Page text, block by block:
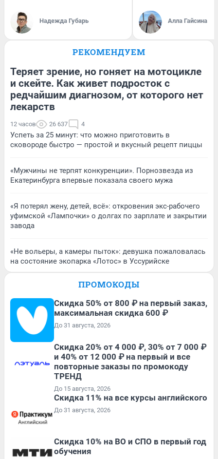
Надежда Губарь Алла Гайсина
РЕКОМЕНДУЕМ
Теряет зрение, но гоняет на мотоцикле
и скейте. Как живет подросток с
редчайшим диагнозом, от которого нет
лекарств
12 часов 26 637 4
Успеть за 25 минут: что можно приготовить в
сковороде быстро — простой и вкусный рецепт пиццы
«Мужчины не терпят конкуренции». Порнозвезда из
Екатеринбурга впервые показала своего мужа
«Я потерял жену, детей, всё»: откровения экс-рабочего
уфимской «Лампочки» о долгах по зарплате и закрытии
завода
«Не вольеры, а камеры пыток»: девушка пожаловалась
на состояние экопарка «Лотос» в Уссурийске
ПРОМОКОДЫ
Скидка 50% от 800 ₽ на первый заказ,
максимальная скидка 600 ₽
До 31 августа, 2026
Скидка 20% от 4 000 ₽, 30% от 7 000 ₽
и 40% от 12 000 ₽ на первый и все
повторные заказы по промокоду
ТРЕНД
До 15 августа, 2026
Скидка 11% на все курсы английского
До 31 августа, 2026
Скидка 10% на ВО и СПО в первый год
обучения